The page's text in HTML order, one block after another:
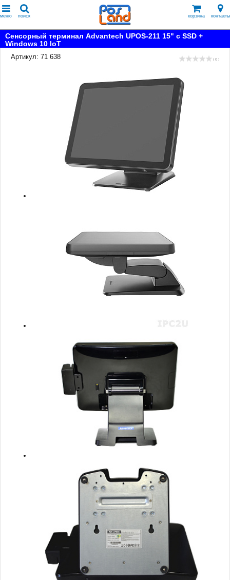
меню поиск корзина контакты
Сенсорный терминал Advantech UPOS-211 15" с SSD +
Windows 10 IoT
Артикул: 71 638
( 0 )